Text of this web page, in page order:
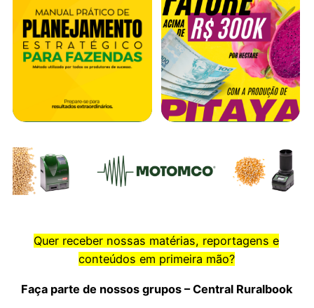
Quer receber nossas matérias, reportagens e
conteúdos em primeira mão?
Faça parte de nossos grupos – Central Ruralbook